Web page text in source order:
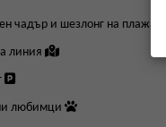
чадър и шезлонг на плажа
линия
любимци